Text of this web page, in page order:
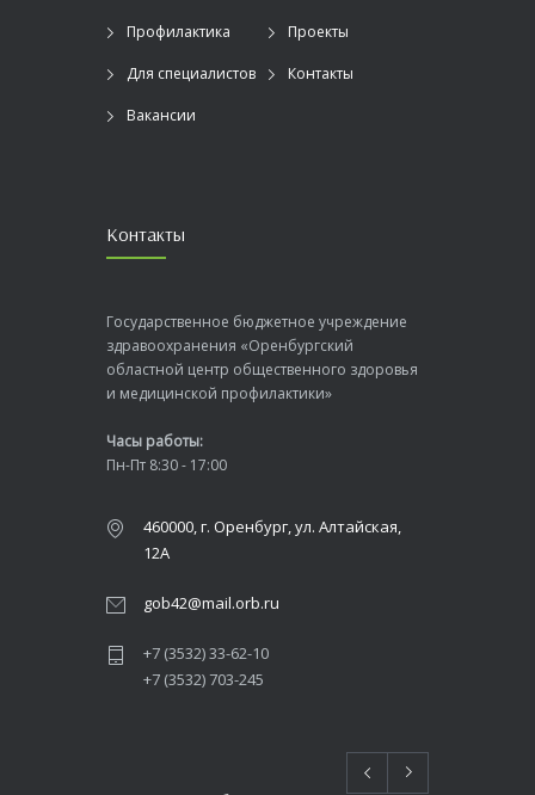
Профилактика Проекты
Для специалистов Контакты
Вакансии
Контакты
Государственное бюджетное учреждение
здравоохранения «Оренбургский
областной центр общественного здоровья
и медицинской профилактики»
Часы работы:
Пн-Пт 8:30 - 17:00
460000, г. Оренбург, ул. Алтайская,
12А
gob42@mail.orb.ru
+7 (3532) 33-62-10
+7 (3532) 703-245